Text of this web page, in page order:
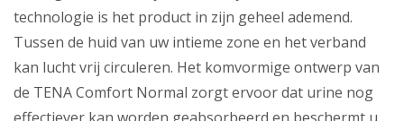
technologie is het product in zijn geheel ademend.
Tussen de huid van uw intieme zone en het verband
kan lucht vrij circuleren. Het komvormige ontwerp van
de TENA Comfort Normal zorgt ervoor dat urine nog